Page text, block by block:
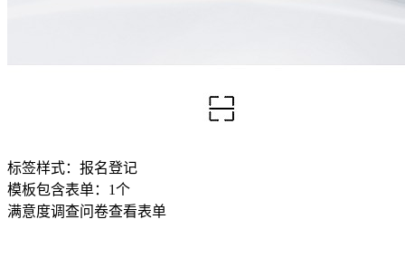
标签样式： 报名登记
模板包含表单： 1个
满意度调查问卷查看表单